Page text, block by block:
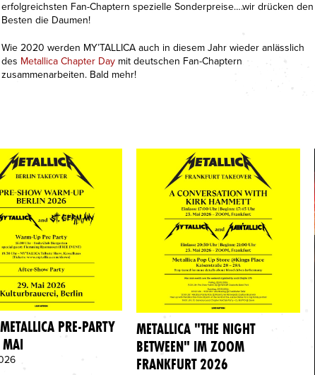
erfolgreichsten Fan-Chaptern spezielle Sonderpreise….wir drücken den
Besten die Daumen!
Wie 2020 werden MY’TALLICA auch in diesem Jahr wieder anlässlich
des Metallica Chapter Day mit deutschen Fan-Chaptern
zusammenarbeiten. Bald mehr!
PRE-PARTY
METALLICA "THE NIGHT
BETWEEN" IM ZOOM
FRANKFURT 2026